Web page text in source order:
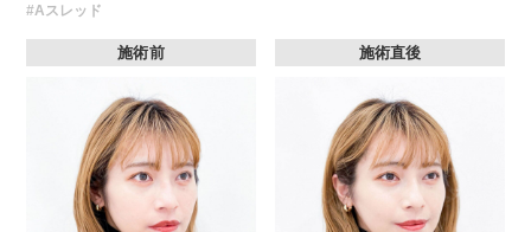
#Aスレッド
施術前 施術直後